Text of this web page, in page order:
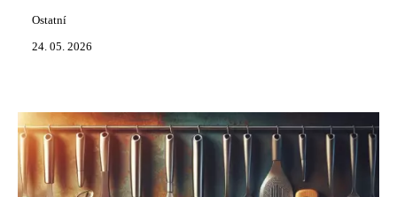
Ostatní
24. 05. 2026